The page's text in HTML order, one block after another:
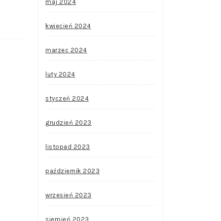
maj 2024
kwiecień 2024
marzec 2024
luty 2024
styczeń 2024
grudzień 2023
listopad 2023
październik 2023
wrzesień 2023
sierpień 2023